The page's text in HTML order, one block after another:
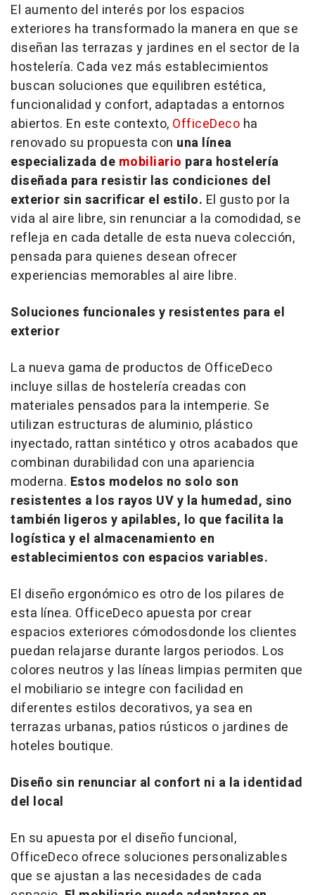
El aumento del interés por los espacios
exteriores ha transformado la manera en que se
diseñan las terrazas y jardines en el sector de la
hostelería. Cada vez más establecimientos
buscan soluciones que equilibren estética,
funcionalidad y confort, adaptadas a entornos
abiertos. En este contexto, OfficeDeco ha
renovado su propuesta con una línea
especializada de mobiliario para hostelería
diseñada para resistir las condiciones del
exterior sin sacrificar el estilo. El gusto por la
vida al aire libre, sin renunciar a la comodidad, se
refleja en cada detalle de esta nueva colección,
pensada para quienes desean ofrecer
experiencias memorables al aire libre.
Soluciones funcionales y resistentes para el
exterior
La nueva gama de productos de OfficeDeco
incluye sillas de hostelería creadas con
materiales pensados para la intemperie. Se
utilizan estructuras de aluminio, plástico
inyectado, rattan sintético y otros acabados que
combinan durabilidad con una apariencia
moderna. Estos modelos no solo son
resistentes a los rayos UV y la humedad, sino
también ligeros y apilables, lo que facilita la
logística y el almacenamiento en
establecimientos con espacios variables.
El diseño ergonómico es otro de los pilares de
esta línea. OfficeDeco apuesta por crear
espacios exteriores cómodosdonde los clientes
puedan relajarse durante largos periodos. Los
colores neutros y las líneas limpias permiten que
el mobiliario se integre con facilidad en
diferentes estilos decorativos, ya sea en
terrazas urbanas, patios rústicos o jardines de
hoteles boutique.
Diseño sin renunciar al confort ni a la identidad
del local
En su apuesta por el diseño funcional,
OfficeDeco ofrece soluciones personalizables
que se ajustan a las necesidades de cada